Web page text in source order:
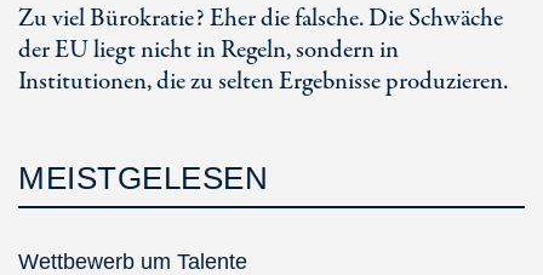
Zu viel Bürokratie? Eher die falsche. Die Schwäche
der EU liegt nicht in Regeln, sondern in
Institutionen, die zu selten Ergebnisse produzieren.
MEISTGELESEN
Wettbewerb um Talente